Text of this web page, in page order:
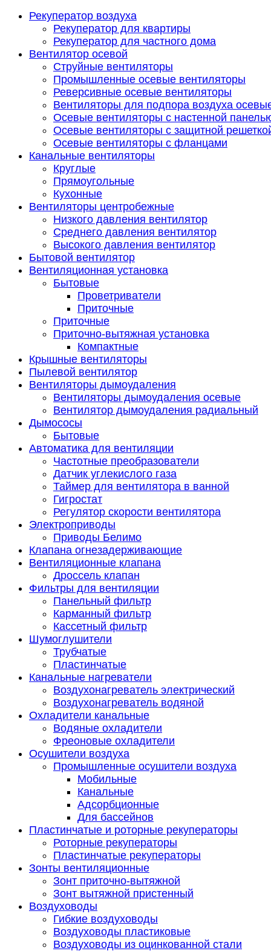
Рекуператор воздуха
Рекуператор для квартиры
Рекуператор для частного дома
Вентилятор осевой
Струйные вентиляторы
Промышленные осевые вентиляторы
Реверсивные осевые вентиляторы
Вентиляторы для подпора воздуха
Осевые вентиляторы с настенной
Осевые вентиляторы с защитной
Осевые вентиляторы с фланцами
Канальные вентиляторы
Круглые
Прямоугольные
Кухонные
Вентиляторы центробежные
Низкого давления вентилятор
Среднего давления вентилятор
Высокого давления вентилятор
Бытовой вентилятор
Вентиляционная установка
Бытовые
Проветриватели
Приточные
Приточные
Приточно-вытяжная установка
Компактные
Крышные вентиляторы
Пылевой вентилятор
Вентиляторы дымоудаления
Вентиляторы дымоудаления осевые
Вентилятор дымоудаления радиальный
Дымососы
Бытовые
Автоматика для вентиляции
Частотные преобразователи
Датчик углекислого газа
Таймер для вентилятора в ванной
Гигростат
Регулятор скорости вентилятора
Электроприводы
Приводы Белимо
Клапана огнезадерживающие
Вентиляционные клапана
Дроссель клапан
Фильтры для вентиляции
Панельный фильтр
Карманный фильтр
Кассетный фильтр
Шумоглушители
Трубчатые
Пластинчатые
Канальные нагреватели
Воздухонагреватель электрический
Воздухонагреватель водяной
Охладители канальные
Водяные охладители
Фреоновые охладители
Осушители воздуха
Промышленные осушители воздуха
Мобильные
Канальные
Адсорбционные
Для бассейнов
Пластинчатые и роторные рекуператоры
Роторные рекуператоры
Пластинчатые рекуператоры
Зонты вентиляционные
Зонт приточно-вытяжной
Зонт вытяжной пристенный
Воздуховоды
Гибкие воздуховоды
Воздуховоды пластиковые
Воздуховоды из оцинкованной стали